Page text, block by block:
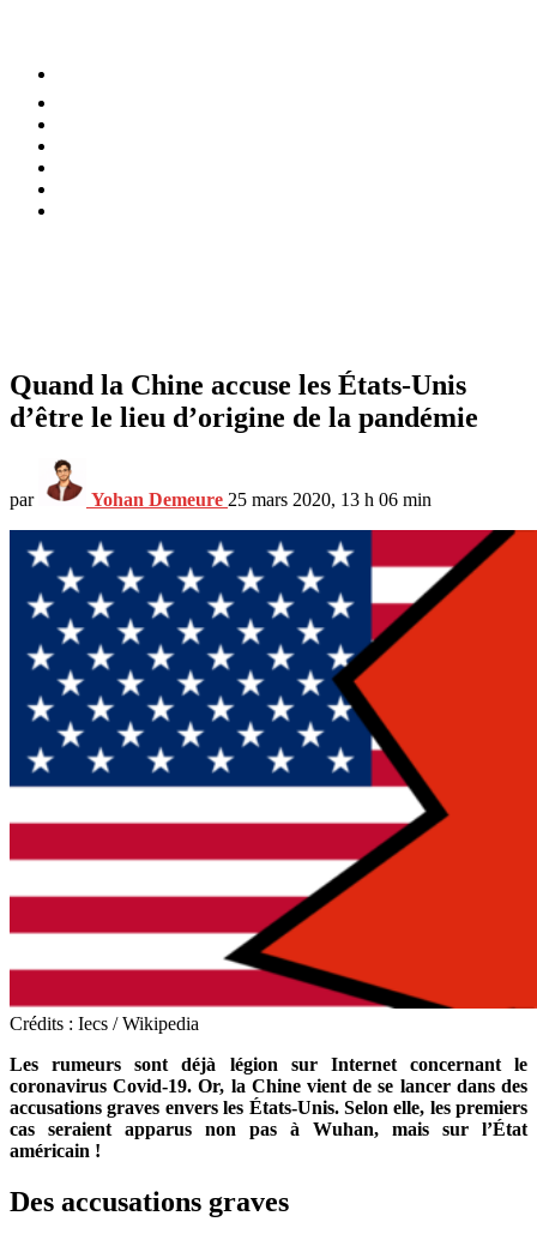
Quand la Chine accuse les États-Unis
d’être le lieu d’origine de la pandémie
par Yohan Demeure 25 mars 2020, 13 h 06 min
Crédits : Iecs / Wikipedia
Les rumeurs sont déjà légion sur Internet concernant le
coronavirus Covid-19. Or, la Chine vient de se lancer dans des
accusations graves envers les États-Unis. Selon elle, les premiers
cas seraient apparus non pas à Wuhan, mais sur l’État
américain !
Des accusations graves